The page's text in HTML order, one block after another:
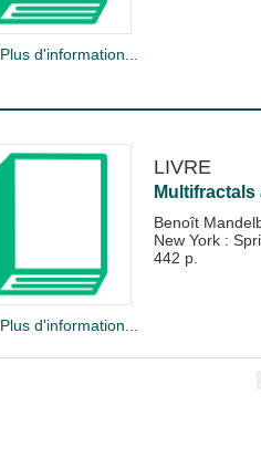
Plus d'information...
LIVRE
Benoît
New York :
442 p.
Plus d'information...